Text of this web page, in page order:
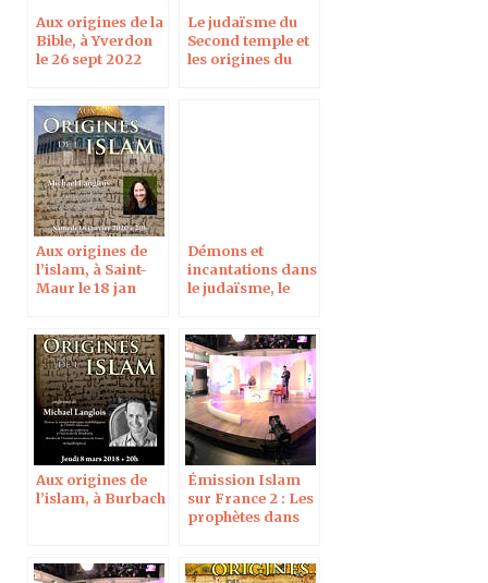
Aux origines de la
Bible, à Yverdon
le 26 sept 2022
Le judaïsme du
Second temple et
les origines du
Aux origines de
l’islam, à Saint-
Maur le 18 jan
Démons et
incantations dans
le judaïsme, le
l’Académie
polonaise des
sciences
Aux origines de
l’islam, à Burbach
Émission Islam
sur France 2 : Les
prophètes dans
partie